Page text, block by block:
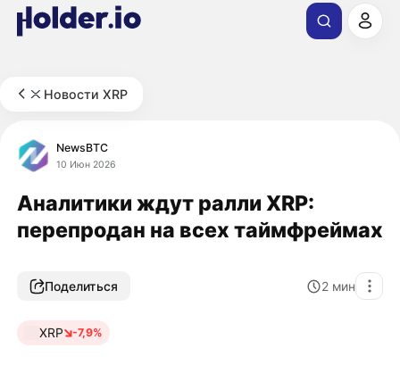
Новости XRP
NewsBTC
10 Июн 2026
Аналитики ждут ралли XRP:
перепродан на всех таймфреймах
Поделиться 2 мин
XRP -7,9%